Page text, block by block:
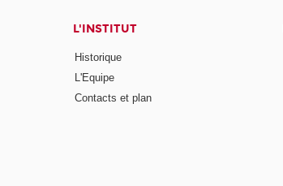
L'INSTITUT
Historique
L'Equipe
Contacts et plan